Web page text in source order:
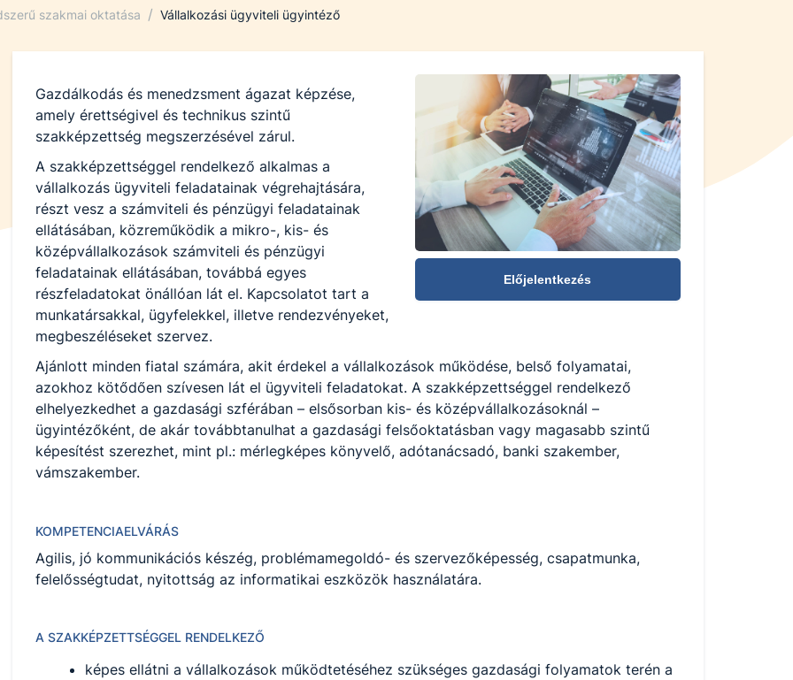
szakmai oktatása / Vállalkozási ügyviteli ügyintéző
Előjelentkezés
Gazdálkodás és menedzsment ágazat képzése,
amely érettségivel és technikus szintű
szakképzettség megszerzésével zárul.
A szakképzettséggel rendelkező alkalmas a
vállalkozás ügyviteli feladatainak végrehajtására,
részt vesz a számviteli és pénzügyi feladatainak
ellátásában, közreműködik a mikro-, kis- és
középvállalkozások számviteli és pénzügyi
feladatainak ellátásában, továbbá egyes
részfeladatokat önállóan lát el. Kapcsolatot tart a
munkatársakkal, ügyfelekkel, illetve rendezvényeket,
megbeszéléseket szervez.
Ajánlott minden fiatal számára, akit érdekel a vállalkozások működése, belső folyamatai,
azokhoz kötődően szívesen lát el ügyviteli feladatokat. A szakképzettséggel rendelkező
elhelyezkedhet a gazdasági szférában – elsősorban kis- és középvállalkozásoknál –
ügyintézőként, de akár továbbtanulhat a gazdasági felsőoktatásban vagy magasabb szintű
képesítést szerezhet, mint pl.: mérlegképes könyvelő, adótanácsadó, banki szakember,
vámszakember.
KOMPETENCIAELVÁRÁS
Agilis, jó kommunikációs készég, problémamegoldó- és szervezőképesség, csapatmunka,
felelősségtudat, nyitottság az informatikai eszközök használatára.
A SZAKKÉPZETTSÉGGEL RENDELKEZŐ
képes ellátni a vállalkozások működtetéséhez szükséges gazdasági folyamatok terén a